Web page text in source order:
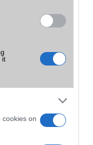
it
cookies on